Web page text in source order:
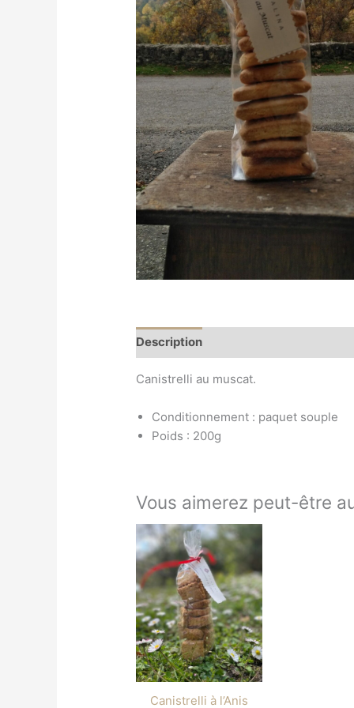
Description
Canistrelli au muscat.
Conditionnement : paquet souple
Poids : 200g
Vous aimerez peut-être
Canistrelli à l’Anis